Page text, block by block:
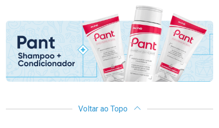
Promoção em Destaque
Voltar ao Topo